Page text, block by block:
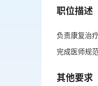
职位描述
负责康复治
完成医师规
其他要求